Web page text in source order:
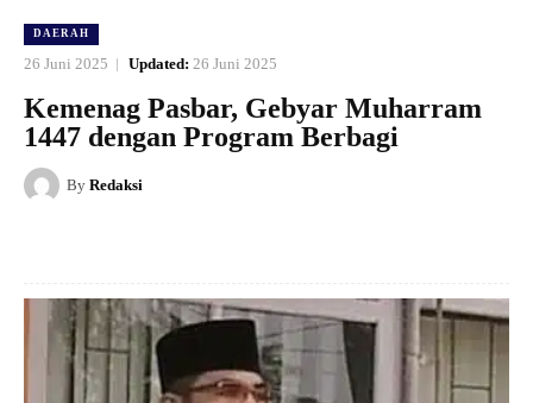
DAERAH
26 Juni 2025 Updated: 26 Juni 2025
Kemenag Pasbar, Gebyar Muharram
1447 dengan Program Berbagi
By Redaksi